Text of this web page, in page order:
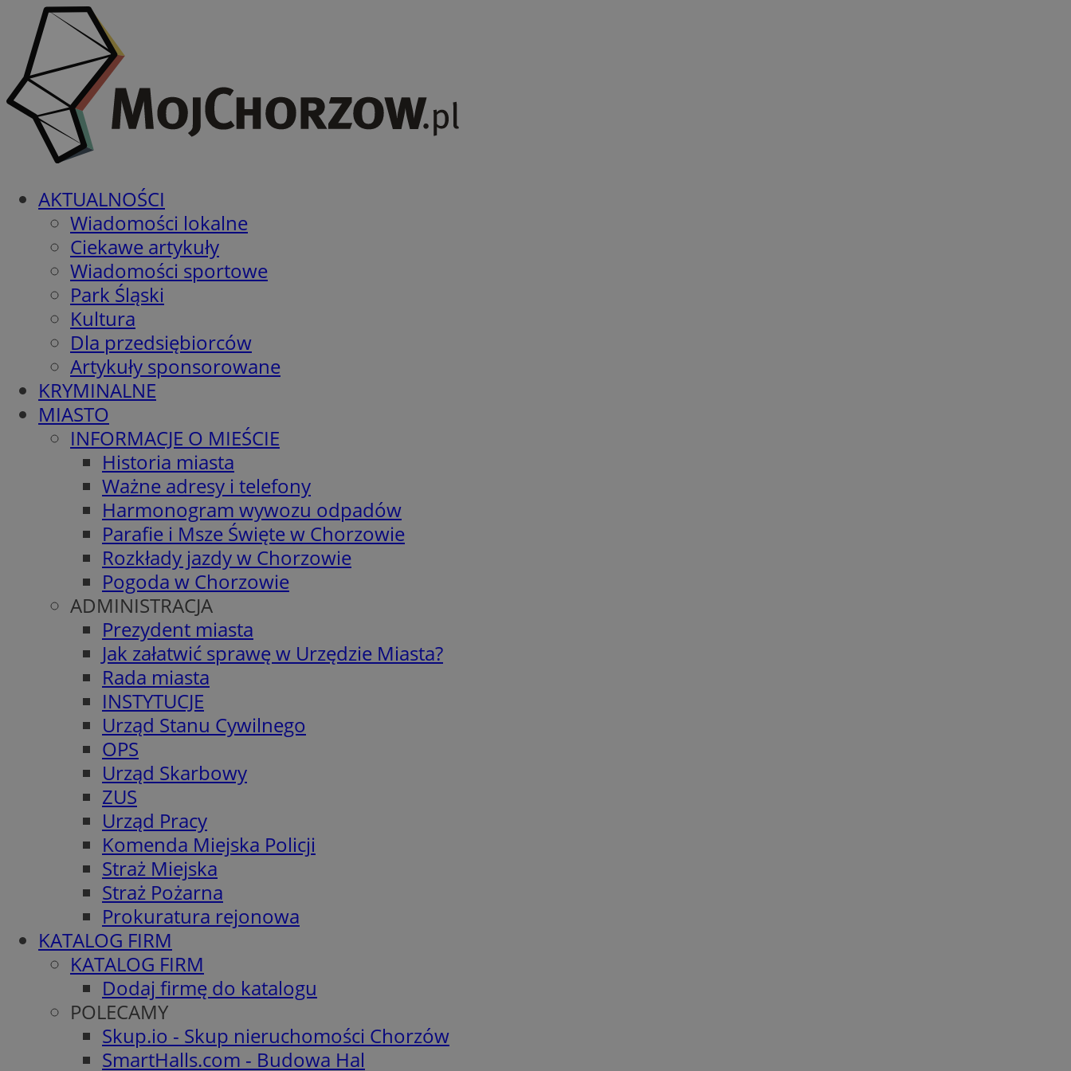
AKTUALNOŚCI
Wiadomości lokalne
Ciekawe artykuły
Wiadomości sportowe
Park Śląski
Kultura
Dla przedsiębiorców
Artykuły sponsorowane
KRYMINALNE
MIASTO
INFORMACJE O MIEŚCIE
Historia miasta
Ważne adresy i telefony
Harmonogram wywozu odpadów
Parafie i Msze Święte w Chorzowie
Rozkłady jazdy w Chorzowie
Pogoda w Chorzowie
ADMINISTRACJA
Prezydent miasta
Jak załatwić sprawę w Urzędzie Miasta?
Rada miasta
INSTYTUCJE
Urząd Stanu Cywilnego
OPS
Urząd Skarbowy
ZUS
Urząd Pracy
Komenda Miejska Policji
Straż Miejska
Straż Pożarna
Prokuratura rejonowa
KATALOG FIRM
KATALOG FIRM
Dodaj firmę do katalogu
POLECAMY
Skup.io - Skup nieruchomości Chorzów
SmartHalls.com - Budowa Hal